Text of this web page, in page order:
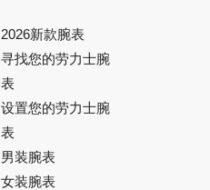
2026新款腕表
寻找您的劳力士腕
表
设置您的劳力士腕
表
男装腕表
女装腕表